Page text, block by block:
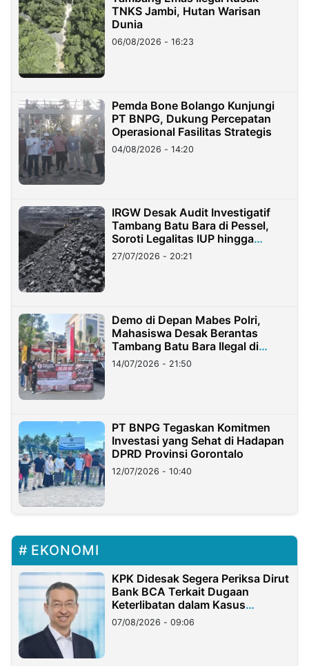
TNKS Jambi, Hutan Warisan
Dunia
06/08/2026 - 16:23
Pemda Bone Bolango Kunjungi
PT BNPG, Dukung Percepatan
Operasional Fasilitas Strategis
04/08/2026 - 14:20
IRGW Desak Audit Investigatif
Tambang Batu Bara di Pessel,
Soroti Legalitas IUP hingga
Stockpile
27/07/2026 - 20:21
Demo di Depan Mabes Polri,
Mahasiswa Desak Berantas
Tambang Batu Bara Ilegal di
Lampung
14/07/2026 - 21:50
PT BNPG Tegaskan Komitmen
Investasi yang Sehat di Hadapan
DPRD Provinsi Gorontalo
12/07/2026 - 10:40
EKONOMI
KPK Didesak Segera Periksa Dirut
Bank BCA Terkait Dugaan
Keterlibatan dalam Kasus
Hilangnya Dana Nasabah Rp2,58
Miliar
07/08/2026 - 09:06